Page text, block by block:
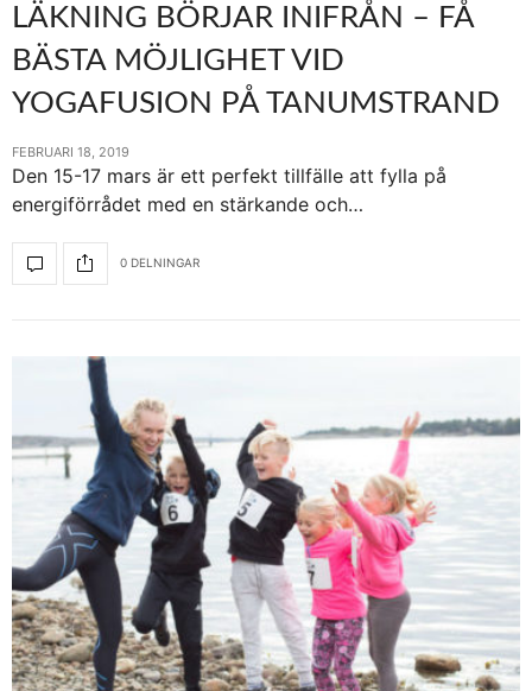
LÄKNING BÖRJAR INIFRÅN – FÅ
BÄSTA MÖJLIGHET VID
YOGAFUSION PÅ TANUMSTRAND
FEBRUARI 18, 2019
Den 15-17 mars är ett perfekt tillfälle att fylla på
energiförrådet med en stärkande och…
0 DELNINGAR